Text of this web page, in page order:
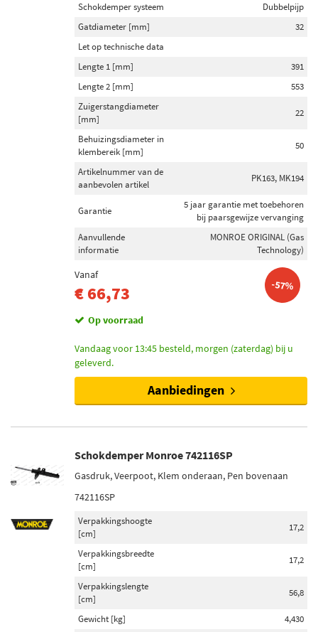
Schokdemper systeem
Dubbelpijp
Gatdiameter [mm]
32
Let op technische data
Lengte 1 [mm]
391
Lengte 2 [mm]
553
Zuigerstangdiameter
[mm]
22
Behuizingsdiameter in
klembereik [mm]
50
Artikelnummer van de
aanbevolen artikel
PK163, MK194
Garantie
5 jaar garantie met toebehoren
bij paarsgewijze vervanging
Aanvullende
informatie
MONROE ORIGINAL (Gas
Technology)
Vanaf
€ 66,73 -57%
Op voorraad
Vandaag voor 13:45 besteld, morgen (zaterdag) bij u
geleverd.
Aanbiedingen
Schokdemper Monroe 742116SP
Gasdruk, Veerpoot, Klem onderaan, Pen bovenaan
742116SP
Verpakkingshoogte
[cm]
17,2
Verpakkingsbreedte
[cm]
17,2
Verpakkingslengte
[cm]
56,8
Gewicht [kg]
4,430